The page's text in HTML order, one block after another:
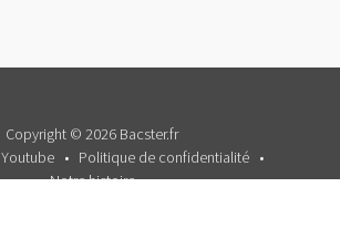
Copyright © 2026 Bacster.fr
Youtube
Politique de confidentialité
Notre histoire